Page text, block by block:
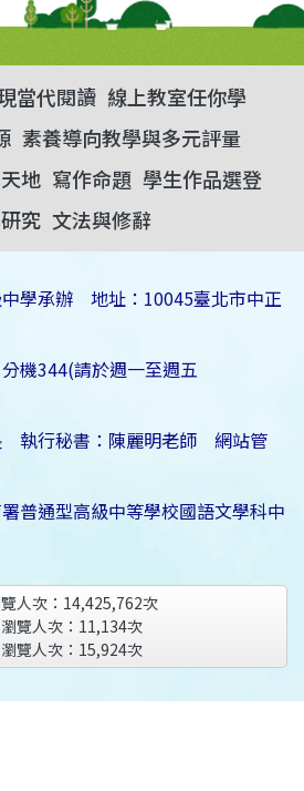
當代閱讀 線上教室任你學
素養導向教學與多元評量
地 寫作命題 學生作品選登
究 文法與修辭
學承辦 地址：10045臺北市中正
機344(請於週一至週五
執行秘書：陳麗明老師 網站管
普通型高級中等學校國語文學科中
人次： 14,425,762次
覽人次： 11,134次
覽人次： 15,924次